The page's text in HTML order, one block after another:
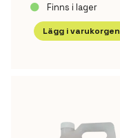
Finns i lager
Lägg i varukorgen